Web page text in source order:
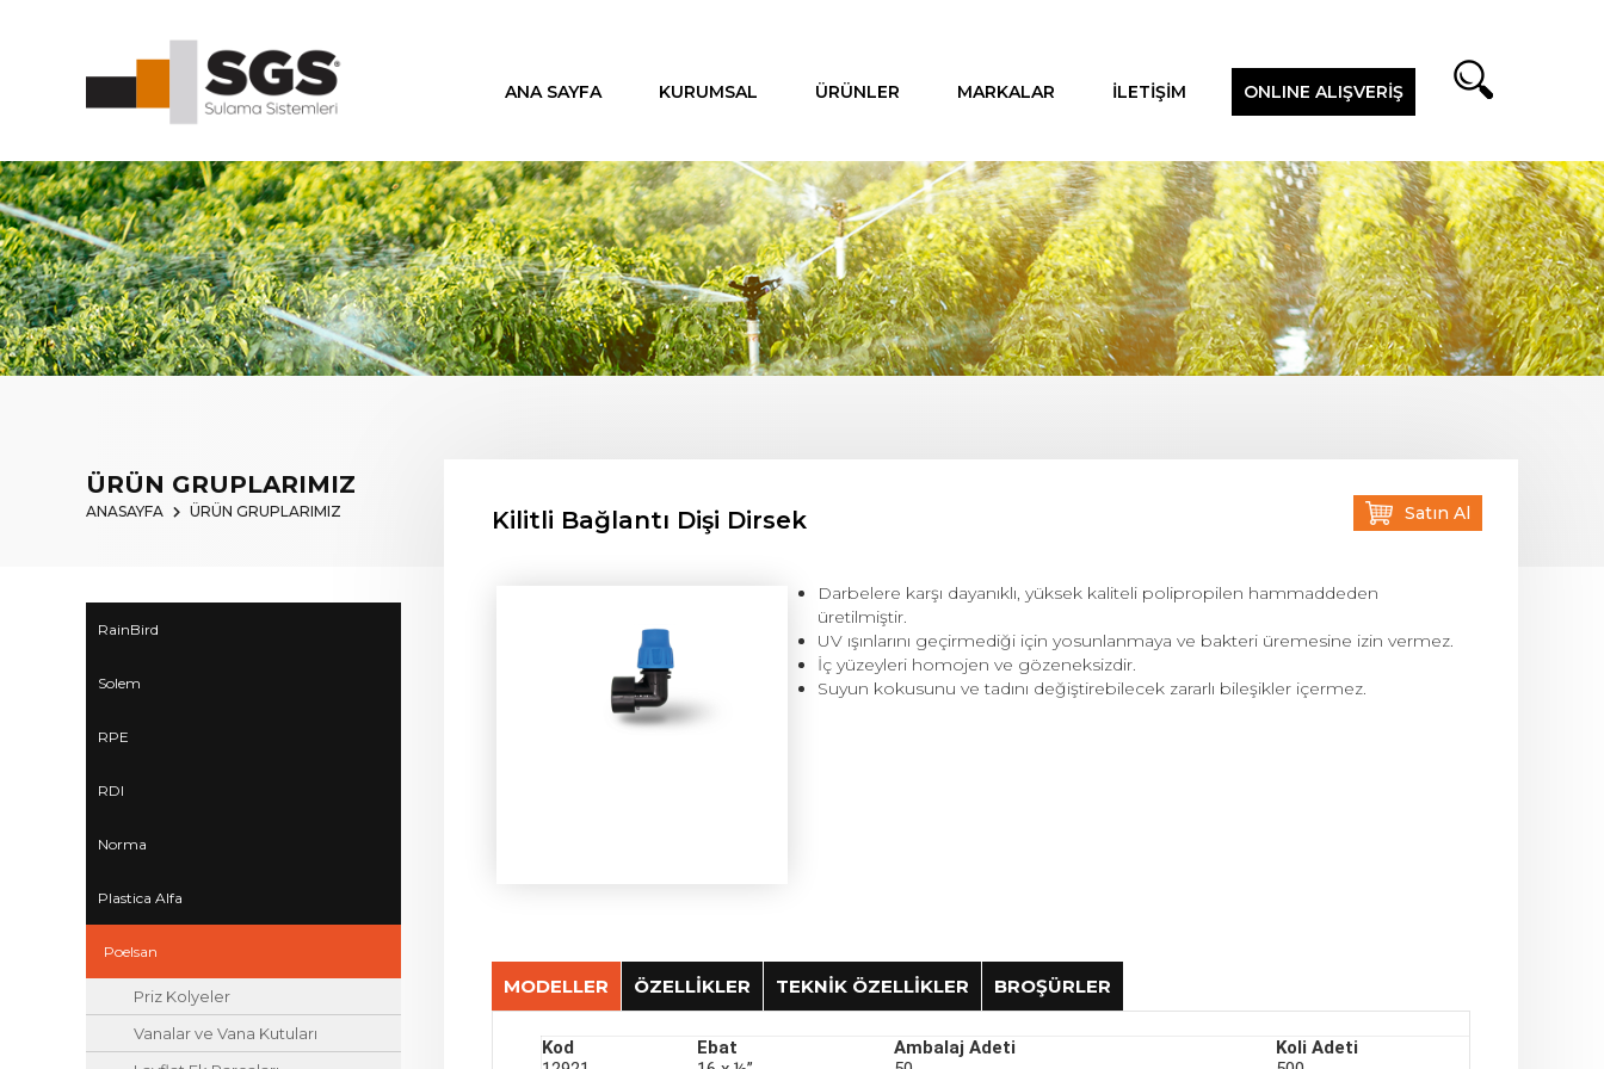
ANA SAYFA KURUMSAL ÜRÜNLER MARKALAR İLETİŞİM ONLINE ALIŞVERİŞ
ÜRÜN GRUPLARIMIZ
ANASAYFA ÜRÜN GRUPLARIMIZ Kilitli Bağlantı Dişi Dirsek Satın Al
Darbelere karşı dayanıklı, yüksek kaliteli polipropilen hammaddeden
üretilmiştir.
UV ışınlarını geçirmediği için yosunlanmaya ve bakteri üremesine izin vermez.
İç yüzeyleri homojen ve gözeneksizdir.
Suyun kokusunu ve tadını değiştirebilecek zararlı bileşikler içermez.
MODELLER ÖZELLİKLER TEKNİK ÖZELLİKLER BROŞÜRLER
Kod Ebat Ambalaj Adeti
Koli Adeti
Kullanım Bilgileri
RainBird
Solem
RPE
RDI
Norma
Plastica Alfa
Poelsan
Priz Kolyeler
Vanalar ve Vana Kutuları